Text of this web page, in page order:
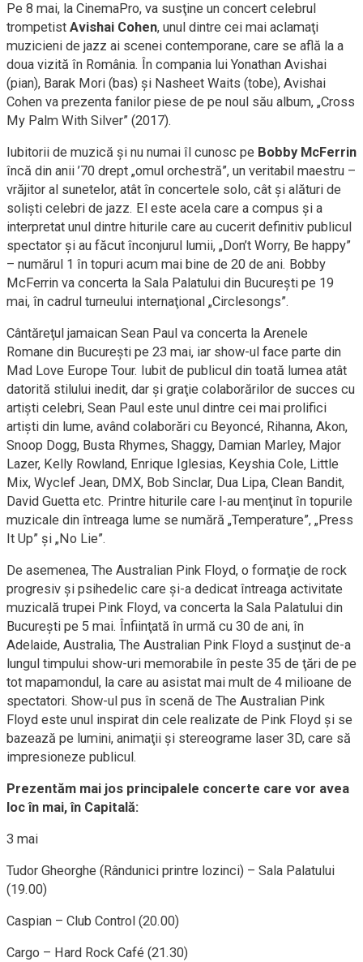
Pe 8 mai, la CinemaPro, va susţine un concert celebrul
trompetist Avishai Cohen, unul dintre cei mai aclamaţi
muzicieni de jazz ai scenei contemporane, care se află la a
doua vizită în România. În compania lui Yonathan Avishai
(pian), Barak Mori (bas) şi Nasheet Waits (tobe), Avishai
Cohen va prezenta fanilor piese de pe noul său album, „Cross
My Palm With Silver” (2017).
Iubitorii de muzică şi nu numai îl cunosc pe Bobby McFerrin
încă din anii ’70 drept „omul orchestră”, un veritabil maestru –
vrăjitor al sunetelor, atât în concertele solo, cât şi alături de
solişti celebri de jazz. El este acela care a compus şi a
interpretat unul dintre hiturile care au cucerit definitiv publicul
spectator şi au făcut înconjurul lumii, „Don’t Worry, Be happy”
– numărul 1 în topuri acum mai bine de 20 de ani. Bobby
McFerrin va concerta la Sala Palatului din Bucureşti pe 19
mai, în cadrul turneului internaţional „Circlesongs”.
Cântăreţul jamaican Sean Paul va concerta la Arenele
Romane din Bucureşti pe 23 mai, iar show-ul face parte din
Mad Love Europe Tour. Iubit de publicul din toată lumea atât
datorită stilului inedit, dar şi graţie colaborărilor de succes cu
artişti celebri, Sean Paul este unul dintre cei mai prolifici
artişti din lume, având colaborări cu Beyoncé, Rihanna, Akon,
Snoop Dogg, Busta Rhymes, Shaggy, Damian Marley, Major
Lazer, Kelly Rowland, Enrique Iglesias, Keyshia Cole, Little
Mix, Wyclef Jean, DMX, Bob Sinclar, Dua Lipa, Clean Bandit,
David Guetta etc. Printre hiturile care l-au menţinut în topurile
muzicale din întreaga lume se numără „Temperature”, „Press
It Up” şi „No Lie”.
De asemenea, The Australian Pink Floyd, o formaţie de rock
progresiv şi psihedelic care şi-a dedicat întreaga activitate
muzicală trupei Pink Floyd, va concerta la Sala Palatului din
Bucureşti pe 5 mai. Înfiinţată în urmă cu 30 de ani, în
Adelaide, Australia, The Australian Pink Floyd a susţinut de-a
lungul timpului show-uri memorabile în peste 35 de ţări de pe
tot mapamondul, la care au asistat mai mult de 4 milioane de
spectatori. Show-ul pus în scenă de The Australian Pink
Floyd este unul inspirat din cele realizate de Pink Floyd şi se
bazează pe lumini, animaţii şi stereograme laser 3D, care să
impresioneze publicul.
Prezentăm mai jos principalele concerte care vor avea
loc în mai, în Capitală:
3 mai
Tudor Gheorghe (Rândunici printre lozinci) – Sala Palatului
(19.00)
Caspian – Club Control (20.00)
Cargo – Hard Rock Café (21.30)